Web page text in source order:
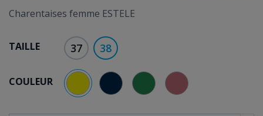
Charentaises femme ESTELE
COULEUR JAUNE BLEU MARINE
VERT VIEUX ROSE
TAILLE 37 38